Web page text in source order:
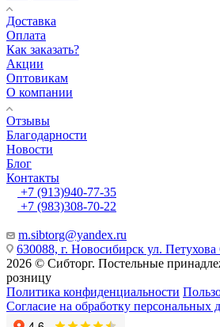
Доставка
Оплата
Как заказать?
Акции
Оптовикам
О компании
Отзывы
Благодарности
Новости
Блог
Контакты
+7 (913)940-77-35
+7 (983)308-70-22
m.sibtorg@yandex.ru
630088, г. Новосибирск ул. Петухова
2026 © Сибторг. Постельные
розницу
Политика конфиденциальности
Согласие на обработку персональных